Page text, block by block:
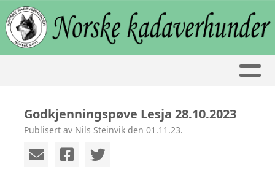
Godkjenningspøve Lesja 28.10.2023
Publisert av Nils Steinvik den 01.11.23.